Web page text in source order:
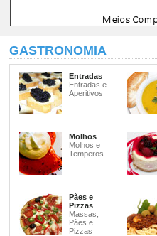
GASTRONOMIA
Entradas
Entradas e
Aperitivos
Molhos
Molhos e
Temperos
Pães e
Pizzas
Massas,
Pães e
Pizzas